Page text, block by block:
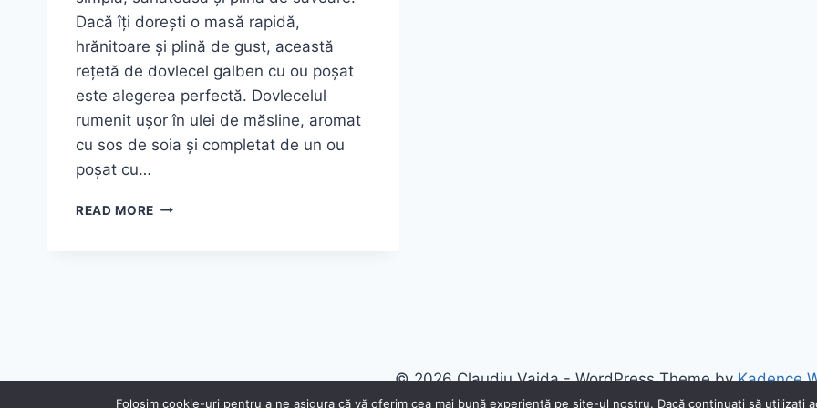
Dacă îți dorești o masă rapidă,
hrănitoare și plină de gust, această
rețetă de dovlecel galben cu ou poșat
este alegerea perfectă. Dovlecelul
rumenit ușor în ulei de măsline, aromat
cu sos de soia și completat de un ou
poșat cu…
READ MORE DOVLECEL
© 2026 Claudiu Vaida - WordPress Theme byKadence
Folosim cookie-uri pentru a ne asigura că vă oferim cea mai bună experiență pe site-ul nostru. Dacă continuați să